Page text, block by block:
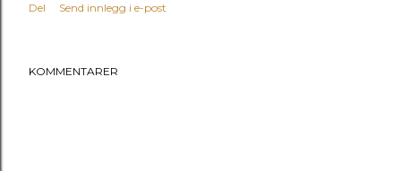
Del Send innlegg i e-post
KOMMENTARER